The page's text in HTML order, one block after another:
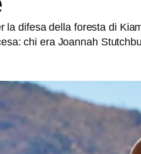
la difesa della foresta di
chi era Joannah